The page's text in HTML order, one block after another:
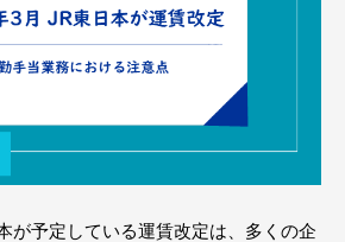
が予定している運賃改定は、多くの企